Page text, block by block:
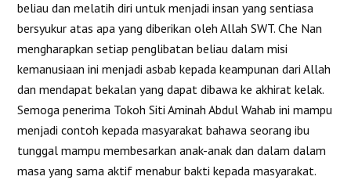
beliau dan melatih diri untuk menjadi insan yang sentiasa
bersyukur atas apa yang diberikan oleh Allah SWT. Che Nan
mengharapkan setiap penglibatan beliau dalam misi
kemanusiaan ini menjadi asbab kepada keampunan dari Allah
dan mendapat bekalan yang dapat dibawa ke akhirat kelak.
Semoga penerima Tokoh Siti Aminah Abdul Wahab ini mampu
menjadi contoh kepada masyarakat bahawa seorang ibu
tunggal mampu membesarkan anak-anak dan dalam dalam
masa yang sama aktif menabur bakti kepada masyarakat.